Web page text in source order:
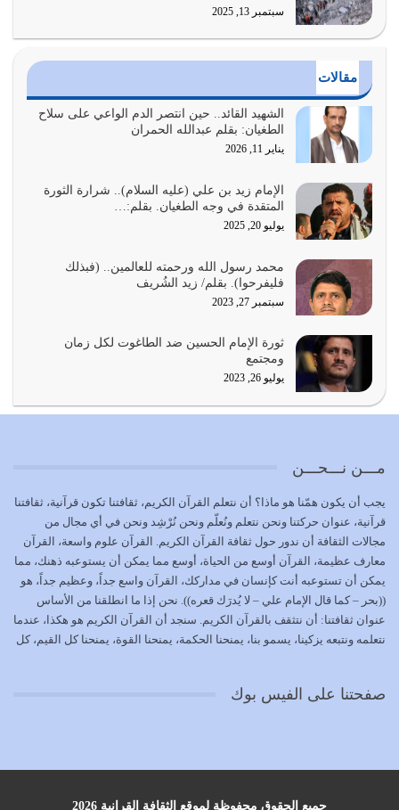
الدين الذي شرعه الله لا يجوز أن يخضع لآرائنا وأهوائنا
أي أمة تتفرق في الدين وتتفرق في كيانها معناه أنها أصبحت
أمة عاجزة عن النهوض…
يوليو 23, 2026
بحبل الله جميعاً وليس كل…
يوليو 22, 2026
يشاء ويذل من يشاء
يوليو 21, 2026
كل زمان…
يوليو 19, 2026
الوظيفة عبارة عن مسؤولية يجب النهوض بها كما ينبغي لكي
وَالْمُنْفِقِينَ…
يوليو 17, 2026
الاعتصام بحبل الله أمر إلهي للمؤمنين وهو بمثابة سبب بينهم
وبين الله يترتب عليه النصر…
يوليو 16, 2026
إما أن نحاول أن نكون من أولياء الله فيتم على أيدينا ضرب
يوليو 15, 2026
سبتمبر 13, 2025
مقالات
الشهيد القائد.. حين انتصر الدم الواعي على سلاح
الطغيان: بقلم عبدالله الحمران
يناير 11, 2026
الإمام زيد بن علي (عليه السلام).. شرارة الثورة
المتقدة في وجه الطغيان. بقلم:…
يوليو 20, 2025
محمد رسول الله ورحمته للعالمين.. (فبذلك
فليفرحوا). بقلم/ زيد الشُريف
سبتمبر 27, 2023
ثورة الإمام الحسين ضد الطاغوت لكل زمان
ومجتمع
يوليو 26, 2023
مـــن نـــحـــن
يجب أن يكون همّنا هو ماذا؟ أن نتعلم القرآن الكريم، ثقافتنا تكون قرآنية، ثقافتنا
قرآنية، عنوان حركتنا ونحن نتعلم ونُعلّم ونحن نُرْشِد ونحن في أي مجال من
مجالات الثقافة أن ندور حول ثقافة القرآن الكريم. القرآن علوم واسعة، القرآن
معارف عظيمة، القرآن أوسع من الحياة، أوسع مما يمكن أن يستوعبه ذهنك، مما
يمكن أن تستوعبه أنت كإنسان في مداركك، القرآن واسع جداً، وعظيم جداً، هو
((بحر – كما قال الإمام علي – لا يُدرَك قعره)). نحن إذا ما انطلقنا من الأساس
عنوان ثقافتنا: أن نتثقف بالقرآن الكريم. سنجد أن القرآن الكريم هو هكذا، عندما
نتعلمه ونتبعه يزكينا، يسمو بنا، يمنحنا الحكمة، يمنحنا القوة، يمنحنا كل القيم، كل
بمستوى أن نثقف الآخرين بالقرآن الكريم، وأن نتثقف بثقافة القرآن الكريم
رصات من الكتب، رصّات من الكتب في الحديث في التفسير في الفقه في فنون
صفحتنا على الفيس بوك
جميع الحقوق محفوظة لموقع الثقافة القرانية 2026